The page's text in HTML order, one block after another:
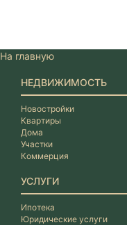
На главную
НЕДВИЖИМОСТЬ
Новостройки
Квартиры
Дома
Участки
Коммерция
УСЛУГИ
Ипотека
Юридические услуги